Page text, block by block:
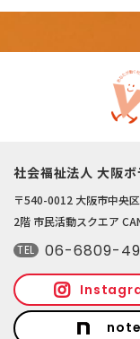
社会福祉法人 大阪
〒540-0012 大阪市中央
2階 市民活動スクエア
TEL 06-6809-
note